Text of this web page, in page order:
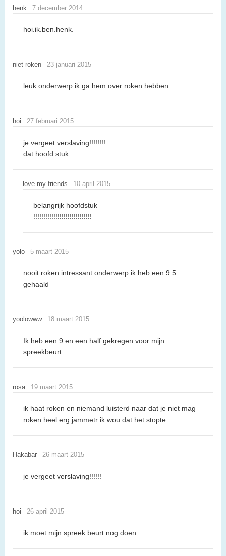
henk 7 december 2014
hoi.ik.ben.henk.
niet roken 23 januari 2015
leuk onderwerp ik ga hem over roken hebben
hoi 27 februari 2015
je vergeet verslaving!!!!!!!!
dat hoofd stuk
love my friends 10 april 2015
belangrijk hoofdstuk
!!!!!!!!!!!!!!!!!!!!!!!!!!!!!
yolo 5 maart 2015
nooit roken intressant onderwerp ik heb een 9.5
gehaald
yoolowww 18 maart 2015
Ik heb een 9 en een half gekregen voor mijn
spreekbeurt
rosa 19 maart 2015
ik haat roken en niemand luisterd naar dat je niet mag
roken heel erg jammetr ik wou dat het stopte
Hakabar 26 maart 2015
je vergeet verslaving!!!!!!
hoi 26 april 2015
ik moet mijn spreek beurt nog doen